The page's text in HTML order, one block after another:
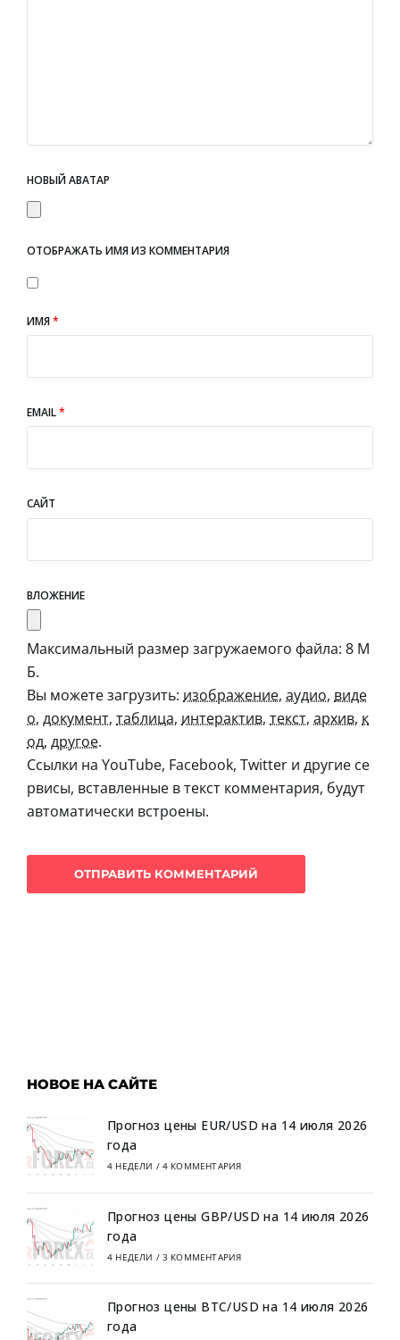
НОВЫЙ АВАТАР
ОТОБРАЖАТЬ ИМЯ ИЗ КОММЕНТАРИЯ
ИМЯ*
EMAIL*
САЙТ
ВЛОЖЕНИЕ
Максимальный размер загружаемого файла: 8 М
Б.
Вы можете загрузить: изображение, аудио, виде
о, документ, таблица, интерактив, текст, архив, к
од, другое.
Ссылки на YouTube, Facebook, Twitter и другие се
рвисы, вставленные в текст комментария, будут
автоматически встроены.
НОВОЕ НА САЙТЕ
Прогноз цены EUR/USD на 14 июля 2026
года
4 НЕДЕЛИ / 4 КОММЕНТАРИЯ
Прогноз цены GBP/USD на 14 июля 2026
года
4 НЕДЕЛИ / 3 КОММЕНТАРИЯ
Прогноз цены BTC/USD на 14 июля 2026
года